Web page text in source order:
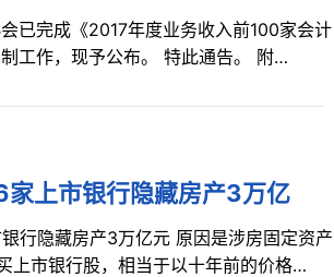
已完成《2017年度业务收入前100家会计
工作，现予公布。 特此通告。 附…
家上市银行隐藏房产3万亿
行隐藏房产3万亿元 原因是涉房固定资产
上市银行股，相当于以十年前的价格…